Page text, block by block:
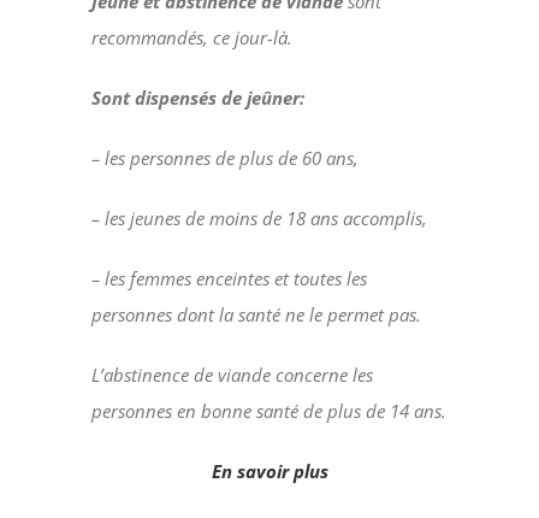
recommandés, ce jour-là.
Sont dispensés de jeûner:
– les personnes de plus de 60 ans,
– les jeunes de moins de 18 ans accomplis,
– les femmes enceintes et toutes les
personnes dont la santé ne le permet pas.
L’abstinence de viande concerne les
personnes en bonne santé de plus de 14 ans.
En savoir plus